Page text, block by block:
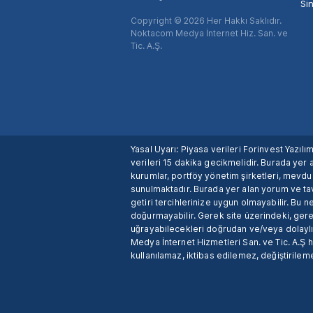
Copyright © 2026 Her Hakkı Saklıdır.
Noktacom Medya İnternet Hiz. San. ve
Tic. A.Ş.
Yasal Uyarı: Piyasa verileri Forinvest
verileri 15 dakika gecikmelidir. Burada yer
kurumlar, portföy yönetim şirketleri,
sunulmaktadır. Burada yer alan yorum ve
getiri tercihlerinize uygun olmayabilir. Bu
doğurmayabilir. Gerek site üzerindeki,
uğrayabilecekleri doğrudan ve/veya
Medya İnternet Hizmetleri San. ve Tic. A.Ş
kullanılamaz, iktibas edilemez,